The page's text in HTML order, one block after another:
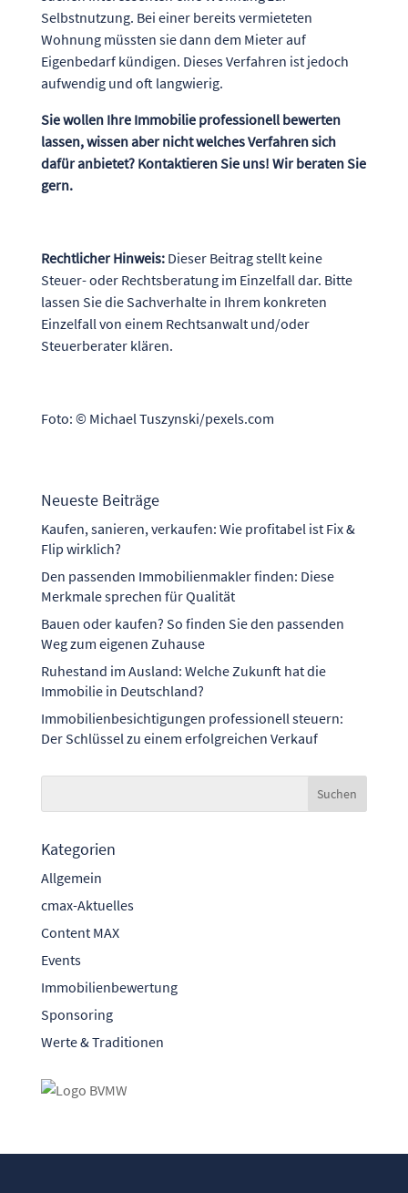
Selbstnutzung. Bei einer bereits vermieteten
Wohnung müssten sie dann dem Mieter auf
Eigenbedarf kündigen. Dieses Verfahren ist jedoch
aufwendig und oft langwierig.
Sie wollen Ihre Immobilie professionell bewerten
lassen, wissen aber nicht welches Verfahren sich
dafür anbietet? Kontaktieren Sie uns! Wir beraten Sie
gern.
Rechtlicher Hinweis:Dieser Beitrag stellt keine
Steuer- oder Rechtsberatung im Einzelfall dar. Bitte
lassen Sie die Sachverhalte in Ihrem konkreten
Einzelfall von einem Rechtsanwalt und/oder
Steuerberater klären.
Foto: © Michael Tuszynski/pexels.com
Neueste Beiträge
Kaufen, sanieren, verkaufen: Wie profitabel ist Fix &
Flip wirklich?
Den passenden Immobilienmakler finden: Diese
Merkmale sprechen für Qualität
Bauen oder kaufen? So finden Sie den passenden
Weg zum eigenen Zuhause
Ruhestand im Ausland: Welche Zukunft hat die
Immobilie in Deutschland?
Immobilienbesichtigungen professionell steuern:
Der Schlüssel zu einem erfolgreichen Verkauf
Kategorien
Allgemein
cmax-Aktuelles
Content MAX
Events
Immobilienbewertung
Sponsoring
Werte & Traditionen